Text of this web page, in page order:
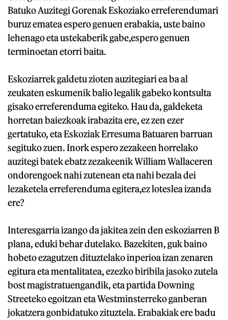
Batuko Auzitegi Gorenak Eskoziako erreferendumari
buruz ematea espero genuen erabakia, uste baino
lehenago eta ustekaberik gabe,espero genuen
terminoetan etorri baita.
Eskoziarrek galdetu zioten auzitegiari ea ba al
zeukaten eskumenik balio legalik gabeko kontsulta
gisako erreferenduma egiteko. Hau da, galdeketa
horretan baiezkoak irabazita ere, ez zen ezer
gertatuko, eta Eskoziak Erresuma Batuaren barruan
segituko zuen. Inork espero zezakeen horrelako
auzitegi batek ebatz zezakeenik William Wallaceren
ondorengoek nahi zutenean eta nahi bezala dei
lezaketela erreferenduma egitera,ez loteslea izanda
ere?
Interesgarria izango da jakitea zein den eskoziarren B
plana, eduki behar dutelako. Bazekiten, guk baino
hobeto ezagutzen dituztelako inperioa izan zenaren
egitura eta mentalitatea, ezezko biribila jasoko zutela
bost magistratuengandik, eta partida Downing
Streeteko egoitzan eta Westminsterreko ganberan
jokatzera gonbidatuko zituztela. Erabakiak ere badu